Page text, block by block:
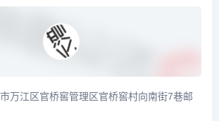
万江区官桥窖管理区官桥窖村向南街7巷邮